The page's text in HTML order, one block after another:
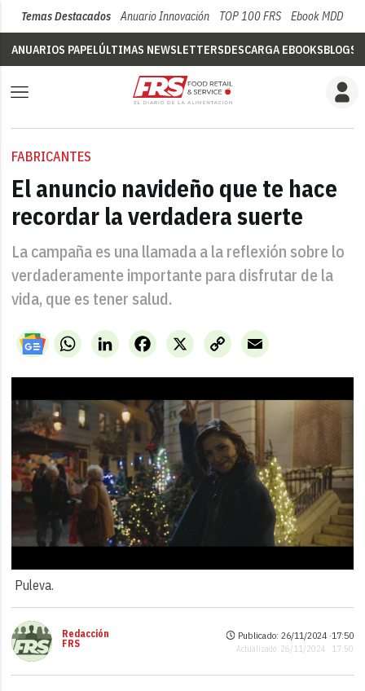
Temas Destacados Anuario Innovación TOP 100 FRS Ebook MDD
ANUARIOS PAPELÚLTIMAS NEWSLETTERSDESCARGA EBOOKSBLOGS
FABRICANTES
El anuncio navideño que te hace
recordar la verdadera suerte
La campaña es una llamada a la reflexión sobre lo
verdaderamente importante para disfrutar de la
vida, que es tener salud.
WhatsAppLinkedIn X
Facebook
Copy
Link
Email
Puleva.
Redacción
FRS
Publicado: 26/11/2024 ·17:50
Actualizado: 26/11/2024 · 17:50